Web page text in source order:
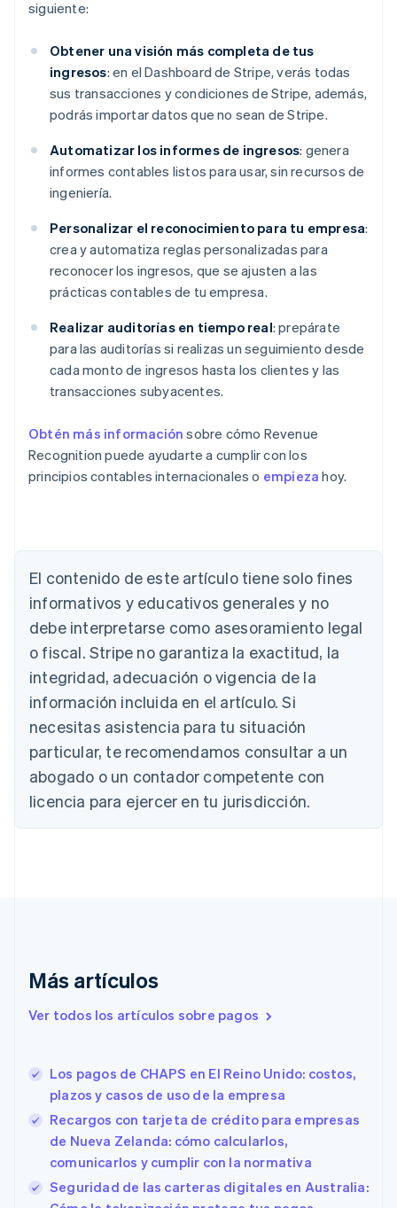
siguiente:
Obtener una visión más completa de tus
ingresos: en el Dashboard de Stripe, verás todas
sus transacciones y condiciones de Stripe, además,
podrás importar datos que no sean de Stripe.
Automatizar los informes de ingresos: genera
informes contables listos para usar, sin recursos de
ingeniería.
Personalizar el reconocimiento para tu empresa:
crea y automatiza reglas personalizadas para
reconocer los ingresos, que se ajusten a las
prácticas contables de tu empresa.
Realizar auditorías en tiempo real: prepárate
para las auditorías si realizas un seguimiento desde
cada monto de ingresos hasta los clientes y las
transacciones subyacentes.
Obtén más información sobre cómo Revenue
Recognition puede ayudarte a cumplir con los
principios contables internacionales o empieza hoy.
El contenido de este artículo tiene solo fines
informativos y educativos generales y no
debe interpretarse como asesoramiento legal
o fiscal. Stripe no garantiza la exactitud, la
integridad, adecuación o vigencia de la
información incluida en el artículo. Si
necesitas asistencia para tu situación
particular, te recomendamos consultar a un
abogado o un contador competente con
licencia para ejercer en tu jurisdicción.
Más artículos
Ver todos los artículos sobre pagos
Los pagos de CHAPS en El Reino Unido: costos,
plazos y casos de uso de la empresa
Recargos con tarjeta de crédito para empresas
de Nueva Zelanda: cómo calcularlos,
comunicarlos y cumplir con la normativa
Seguridad de las carteras digitales en Australia:
DeutschEnglish
English
Austria
DeutschEnglish
Bélgica
Nederlands FrançaisDeutschEnglish
Brasil
Bulgaria
English
Canadá
EnglishFrançais
China continental
Eslovaquia
Eslovenia
EspañolEnglish
Estados Unidos
English 简体中文
Estonia
English
Finlandia
EnglishSvenska
Francia